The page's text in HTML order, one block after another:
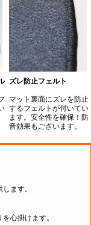
ズレ防止フェルト
マット裏面にズレを防止
するフェルトが付いてい
ます。安全性を確保！防
音効果もございます。
ます。
心掛けます。